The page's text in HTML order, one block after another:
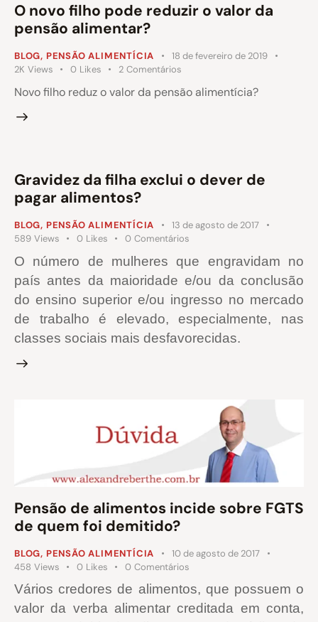
O novo filho pode reduzir o valor da
pensão alimentar?
BLOG, PENSÃO ALIMENTÍCIA
18 de fevereiro de 2019
2K Views 0 Likes 2 Comentários
Novo filho reduz o valor da pensão alimentícia?
Gravidez da filha exclui o dever de
pagar alimentos?
BLOG, PENSÃO ALIMENTÍCIA
13 de agosto de 2017
589 Views 0 Likes 0 Comentários
O número de mulheres que engravidam no
país antes da maioridade e/ou da conclusão
do ensino superior e/ou ingresso no mercado
de trabalho é elevado, especialmente, nas
classes sociais mais desfavorecidas.
Pensão de alimentos incide sobre FGTS
de quem foi demitido?
BLOG, PENSÃO ALIMENTÍCIA
10 de agosto de 2017
458 Views 0 Likes 0 Comentários
Vários credores de alimentos, que possuem o
valor da verba alimentar creditada em conta,